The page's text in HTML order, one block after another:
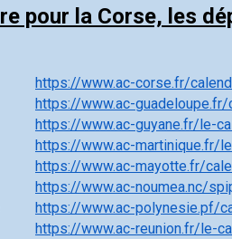
pour la Corse, les
https://www.ac-corse.fr/
https://www.ac-
https://www.ac-guyane.fr/le-
https://www.ac-martinique.fr/
https://www.ac-mayotte.fr/
https://www.ac-noumea.nc/
https://www.ac-polynesie.pf/
https://www.ac-reunion.fr/le-